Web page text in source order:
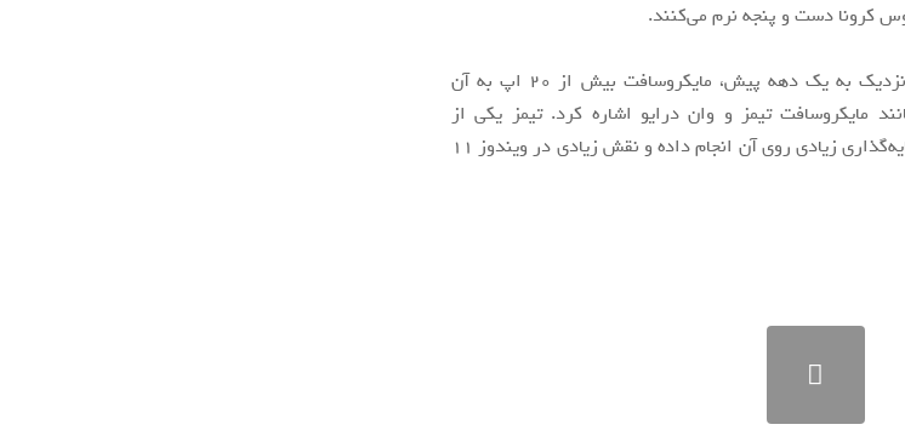
کرونا دست و پنجه نرم می‌کنند.
از زمان عرضه اولیه آفیس ۳۶۵ در نزدیک به یک دهه پیش، مایکروسافت بیش از ۲۰ اپ به آن
مایکروسافت تیمز و وان درایو اشاره کرد. تیمز یکی از
برنامه‌هایی است که مایکروسافت سرمایه‌گذاری زیادی روی آن انجام داده و نقش زیادی در ویندوز ۱۱